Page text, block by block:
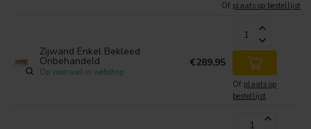
Of plaats op bestellijst
Zijwand Enkel Bekleed
Onbehandeld
Op voorraad in webshop
€289,95
Of plaats op
bestellijst